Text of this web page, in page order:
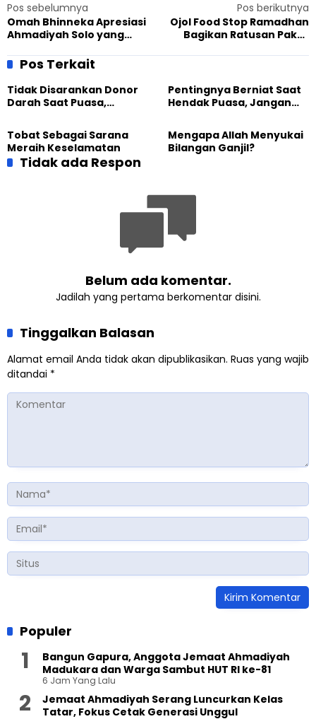
Pos sebelumnya
Omah Bhinneka Apresiasi
Ahmadiyah Solo yang
Kegiatan Lintas Iman
Pos berikutnya
Ojol Food Stop Ramadhan
Bagikan Ratusan Paket
Pos Terkait
Tidak Disarankan Donor
Darah Saat Puasa,
Pentingnya Berniat Saat
Hendak Puasa, Jangan
Tobat Sebagai Sarana
Meraih Keselamatan
Mengapa Allah Menyukai
Bilangan Ganjil?
Tidak ada Respon
Belum ada komentar.
Jadilah yang pertama berkomentar disini.
Tinggalkan Balasan
Alamat email Anda tidak akan dipublikasikan. Ruas yang wajib
ditandai *
Populer
Bangun Gapura, Anggota Jemaat Ahmadiyah
Madukara dan Warga Sambut HUT RI ke-81
6 Jam Yang Lalu
Jemaat Ahmadiyah Serang Luncurkan Kelas
Tatar, Fokus Cetak Generasi Unggul